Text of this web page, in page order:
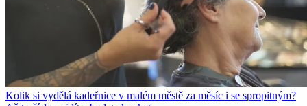
Kolik si vydělá kadeřnice v malém městě za měsíc i se spropitným?